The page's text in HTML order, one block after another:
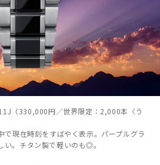
（330,000円／世界限定：2,000本〈う
で現在時刻をすばやく表示。パープルグラ
い。チタン製で軽いのも◎。